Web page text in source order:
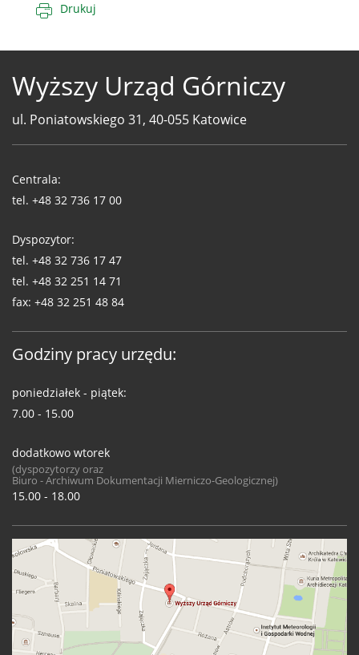
Drukuj
Wyższy Urząd Górniczy
ul. Poniatowskiego 31, 40-055 Katowice
WUG
Centrala:
tel. +48 32 736 17 00
Dyspozytor:
tel. +48 32 736 17 47
tel. +48 32 251 14 71
fax: +48 32 251 48 84
Godziny pracy urzędu:
poniedziałek - piątek:
7.00 - 15.00
dodatkowo wtorek
(dyspozytorzy oraz
Biuro - Archiwum Dokumentacji Mierniczo-Geologicznej)
15.00 - 18.00